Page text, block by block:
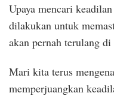
Upaya mencari
dilakukan untuk
akan pernah terulang di
Mari kita terus
memperjuangkan